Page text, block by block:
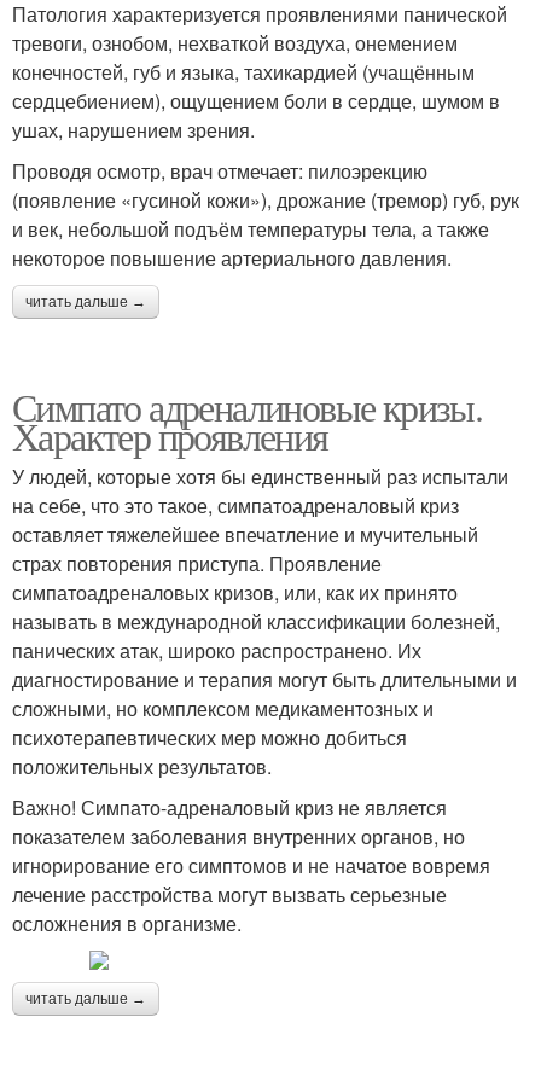
Патология характеризуется проявлениями панической
тревоги, ознобом, нехваткой воздуха, онемением
конечностей, губ и языка, тахикардией (учащённым
сердцебиением), ощущением боли в сердце, шумом в
ушах, нарушением зрения.
Проводя осмотр, врач отмечает: пилоэрекцию
(появление «гусиной кожи»), дрожание (тремор) губ, рук
и век, небольшой подъём температуры тела, а также
некоторое повышение артериального давления.
читать дальше →
Симпато адреналиновые кризы.
Характер проявления
У людей, которые хотя бы единственный раз испытали
на себе, что это такое, симпатоадреналовый криз
оставляет тяжелейшее впечатление и мучительный
страх повторения приступа. Проявление
симпатоадреналовых кризов, или, как их принято
называть в международной классификации болезней,
панических атак, широко распространено. Их
диагностирование и терапия могут быть длительными и
сложными, но комплексом медикаментозных и
психотерапевтических мер можно добиться
положительных результатов.
Важно! Симпато-адреналовый криз не является
показателем заболевания внутренних органов, но
игнорирование его симптомов и не начатое вовремя
лечение расстройства могут вызвать серьезные
осложнения в организме.
читать дальше →